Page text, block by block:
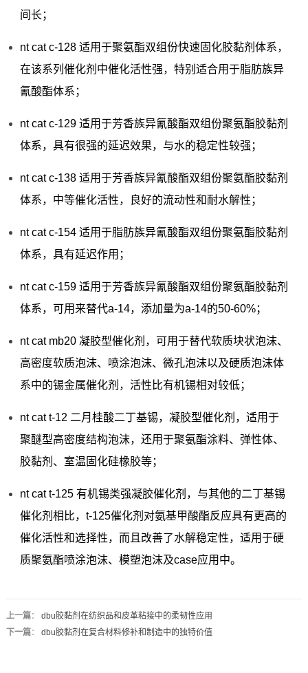
间长；
nt cat c-128 适用于聚氨酯双组份快速固化胶黏剂体系，
在该系列催化剂中催化活性强，特别适合用于脂肪族异
氰酸酯体系；
nt cat c-129 适用于芳香族异氰酸酯双组份聚氨酯胶黏剂
体系，具有很强的延迟效果，与水的稳定性较强；
nt cat c-138 适用于芳香族异氰酸酯双组份聚氨酯胶黏剂
体系，中等催化活性，良好的流动性和耐水解性；
nt cat c-154 适用于脂肪族异氰酸酯双组份聚氨酯胶黏剂
体系，具有延迟作用；
nt cat c-159 适用于芳香族异氰酸酯双组份聚氨酯胶黏剂
体系，可用来替代a-14，添加量为a-14的50-60%；
nt cat mb20 凝胶型催化剂，可用于替代软质块状泡沫、
高密度软质泡沫、喷涂泡沫、微孔泡沫以及硬质泡沫体
系中的锡金属催化剂，活性比有机锡相对较低；
nt cat t-12 二月桂酸二丁基锡，凝胶型催化剂，适用于
聚醚型高密度结构泡沫，还用于聚氨酯涂料、弹性体、
胶黏剂、室温固化硅橡胶等；
nt cat t-125 有机锡类强凝胶催化剂，与其他的二丁基锡
催化剂相比，t-125催化剂对氨基甲酸酯反应具有更高的
催化活性和选择性，而且改善了水解稳定性，适用于硬
质聚氨酯喷涂泡沫、模塑泡沫及case应用中。
上一篇： dbu胶黏剂在纺织品和皮革粘接中的柔韧性应用
下一篇： dbu胶黏剂在复合材料修补和制造中的独特价值